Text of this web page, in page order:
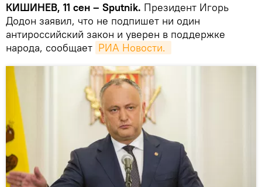
КИШИНЕВ, 11 сен – Sputnik. Президент Игорь
Додон заявил, что не подпишет ни один
антироссийский закон и уверен в поддержке
народа, сообщает РИА Новости.